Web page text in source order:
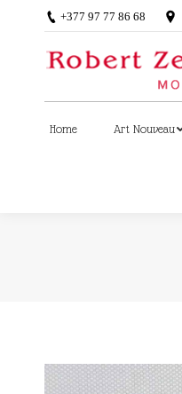
+377 97 77 86 68
Home Art Nouveau
Home Art Nouveau